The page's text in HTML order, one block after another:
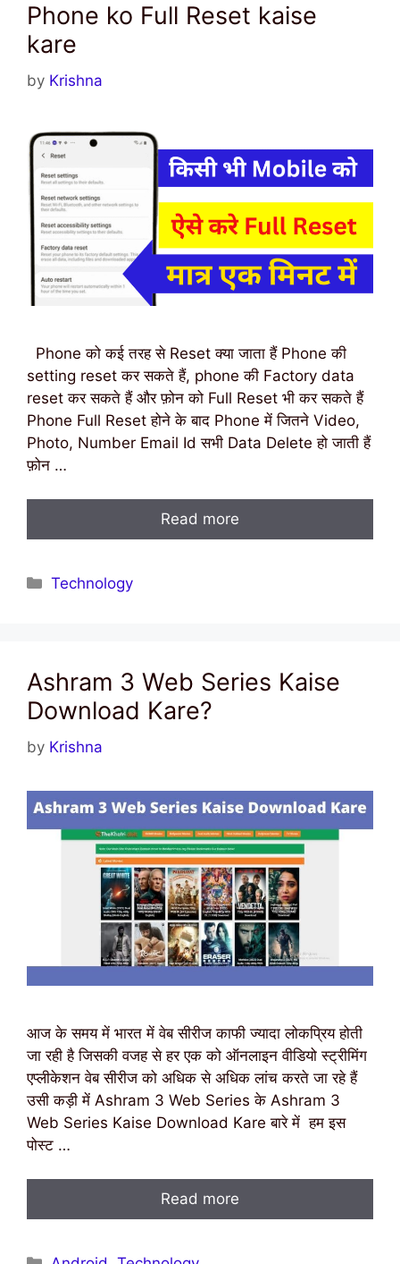
Phone ko Full Reset kaise
kare
by Krishna
Phone को कई तरह से Reset क्या जाता हैं Phone की
setting reset कर सकते हैं, phone की Factory data
reset कर सकते हैं और फ़ोन को Full Reset भी कर सकते हैं
Phone Full Reset होने के बाद Phone में जितने Video,
Photo, Number Email Id सभी Data Delete हो जाती हैं
फ़ोन …
Read more
Categories
Technology
Ashram 3 Web Series Kaise
Download Kare?
by Krishna
आज के समय में भारत में वेब सीरीज काफी ज्यादा लोकप्रिय होती
जा रही है जिसकी वजह से हर एक को ऑनलाइन वीडियो स्ट्रीमिंग
एप्लीकेशन वेब सीरीज को अधिक से अधिक लांच करते जा रहे हैं
उसी कड़ी में Ashram 3 Web Series के Ashram 3
Web Series Kaise Download Kare बारे में हम इस
पोस्ट …
Read more
Categories